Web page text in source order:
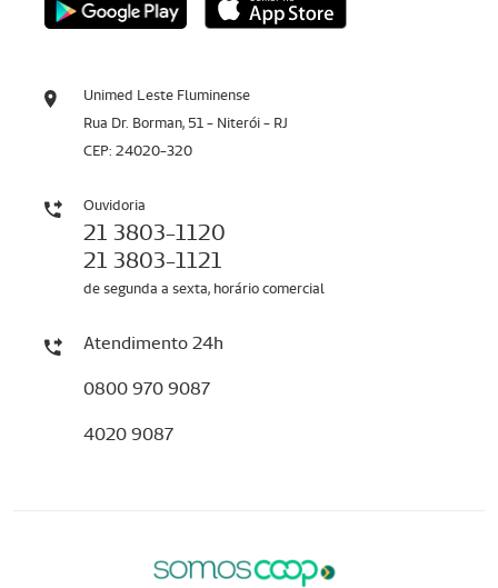
Unimed Leste Fluminense
Rua Dr. Borman, 51 - Niterói - RJ
CEP: 24020-320
Ouvidoria
21 3803-1120
21 3803-1121
de segunda a sexta, horário comercial
Atendimento 24h
0800 970 9087
4020 9087